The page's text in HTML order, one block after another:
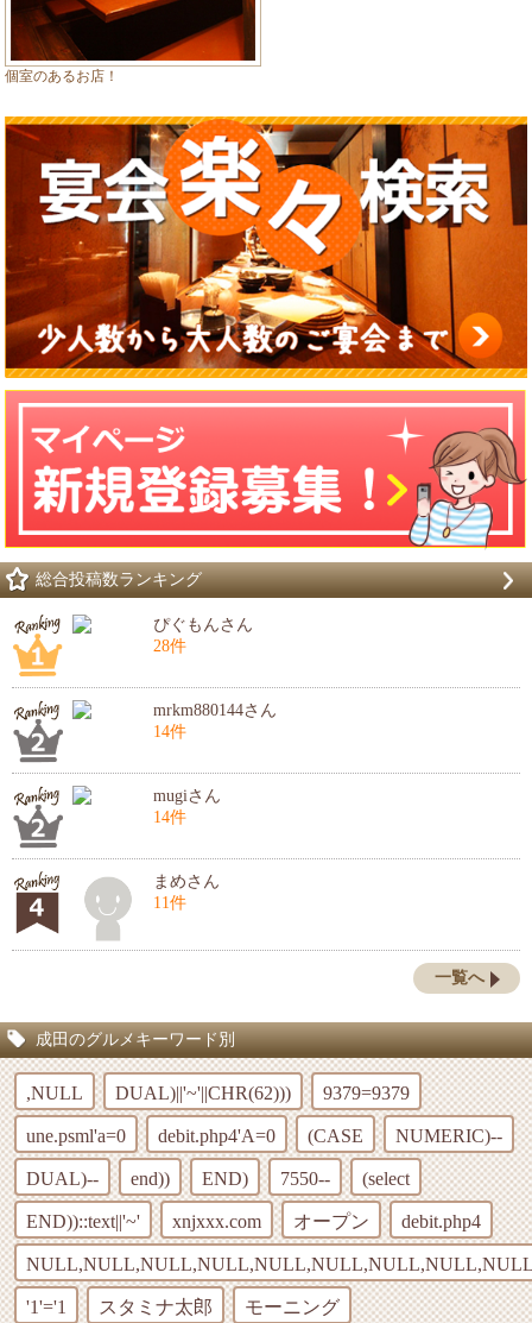
個室のあるお店！
総合投稿数ランキング
ぴぐもんさん
28件
mrkm880144さん
14件
mugiさん
14件
まめさん
11件
一覧へ
成田のグルメキーワード別
,NULL DUAL)||'~'||CHR(62))) 9379=9379
une.psml'a=0 debit.php4'A=0 (CASE NUMERIC)--
DUAL)-- end)) END) 7550-- (select
END))::text||'~' xnjxxx.com オープン debit.php4
'1'='1 スタミナ太郎 モーニング